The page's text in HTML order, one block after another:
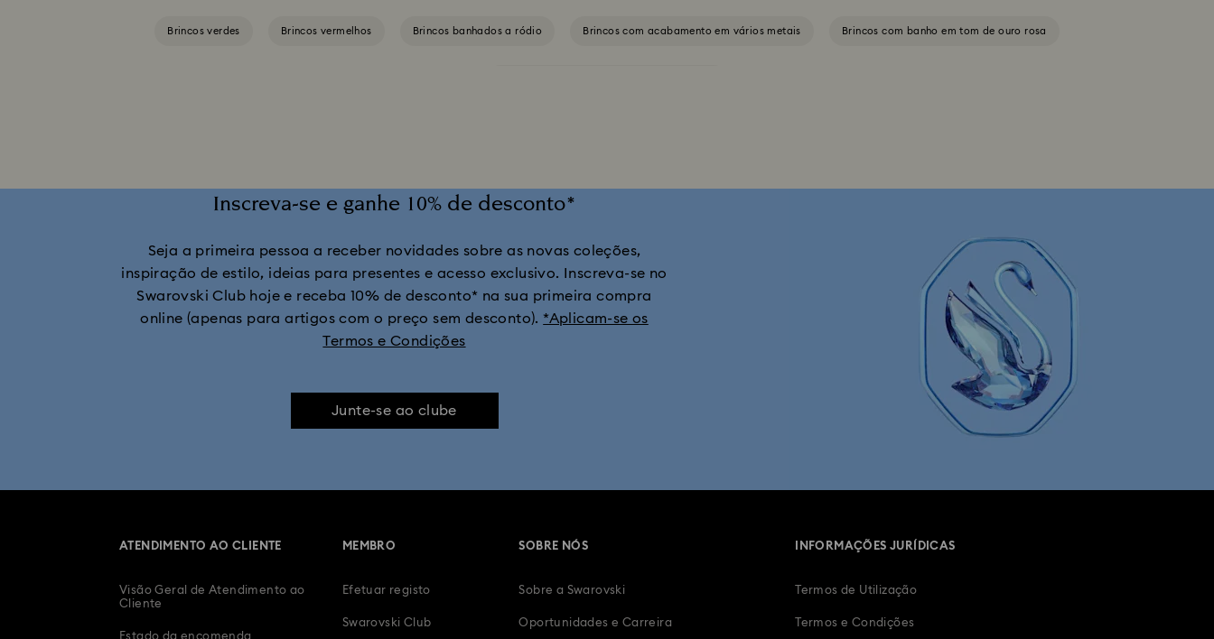
Brincos verdes Brincos vermelhos Brincos banhados a ródio Brincos com acabamento em vários metais Brincos com banho em tom de ouro rosa
Inscreva-se e ganhe 10% de desconto*
Seja a primeira pessoa a receber novidades sobre as novas coleções,
inspiração de estilo, ideias para presentes e acesso exclusivo. Inscreva-se no
Swarovski Club hoje e receba 10% de desconto* na sua primeira compra
online (apenas para artigos com o preço sem desconto). *Aplicam-se os
Termos e Condições
Junte-se ao clube
ATENDIMENTO AO CLIENTE
Visão Geral de Atendimento ao
Cliente
MEMBRO
Efetuar registo
Swarovski Club
SOBRE NÓS
Sobre a Swarovski
Oportunidades e Carreira
INFORMAÇÕES JURÍDICAS
Termos de Utilização
Termos e Condições